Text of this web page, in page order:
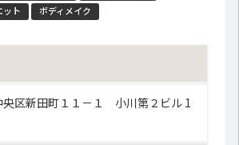
ット ボディメイク
央区新田町１１－１ 小川第２ビル 1